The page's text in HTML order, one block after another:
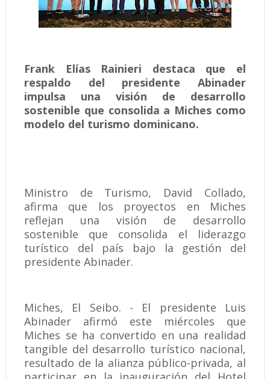
Frank Elías Rainieri destaca que el
respaldo del presidente Abinader
impulsa una visión de desarrollo
sostenible que consolida a Miches como
modelo del turismo dominicano.
Ministro de Turismo, David Collado,
afirma que los proyectos en Miches
reflejan una visión de desarrollo
sostenible que consolida el liderazgo
turístico del país bajo la gestión del
presidente Abinader.
Miches, El Seibo. - El presidente Luis
Abinader afirmó este miércoles que
Miches se ha convertido en una realidad
tangible del desarrollo turístico nacional,
resultado de la alianza público-privada, al